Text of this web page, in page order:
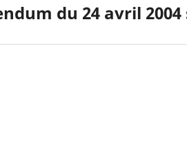
du 24 avril